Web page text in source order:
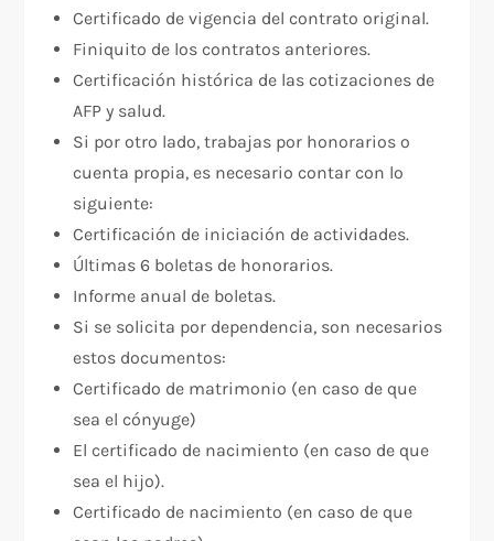
Certificado de vigencia del contrato original.
Finiquito de los contratos anteriores.
Certificación histórica de las cotizaciones de
AFP y salud.
Si por otro lado, trabajas por honorarios o
cuenta propia, es necesario contar con lo
siguiente:
Certificación de iniciación de actividades.
Últimas 6 boletas de honorarios.
Informe anual de boletas.
Si se solicita por dependencia, son necesarios
estos documentos:
Certificado de matrimonio (en caso de que
sea el cónyuge)
El certificado de nacimiento (en caso de que
sea el hijo).
Certificado de nacimiento (en caso de que